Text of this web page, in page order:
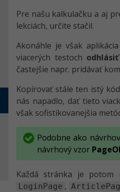
Pre našu kalkulačku a aj
lekciách, určite stačil.
Akonáhle je však
viacerých testoch odhlásiť
častejšie napr. pridávať
Kopírovať stále ten istý
nás napadlo, dať tieto
však sofistikovanejšia
Podobne ako
návrhový vzor
Každá stránka je potom
LoginPage ,